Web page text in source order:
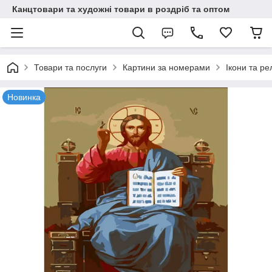
Канцтовари та художні товари в роздріб та оптом
Товари та послуги Картини за номерами Ікони та
Новинка